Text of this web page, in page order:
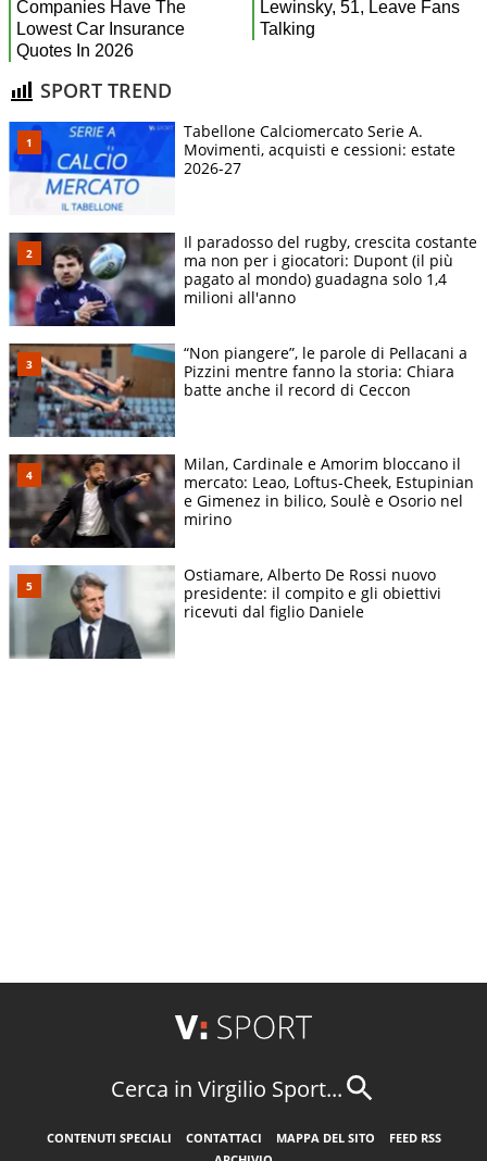
SPORT TREND
Tabellone Calciomercato Serie A.
Movimenti, acquisti e cessioni: estate
2026-27
Il paradosso del rugby, crescita costante
ma non per i giocatori: Dupont (il più
pagato al mondo) guadagna solo 1,4
milioni all'anno
“Non piangere”, le parole di Pellacani a
Pizzini mentre fanno la storia: Chiara
batte anche il record di Ceccon
Milan, Cardinale e Amorim bloccano il
mercato: Leao, Loftus-Cheek, Estupinian
e Gimenez in bilico, Soulè e Osorio nel
mirino
Ostiamare, Alberto De Rossi nuovo
presidente: il compito e gli obiettivi
ricevuti dal figlio Daniele
Cerca in Virgilio Sport...
CONTENUTI SPECIALI CONTATTACI MAPPA DEL SITO
FEED RSS